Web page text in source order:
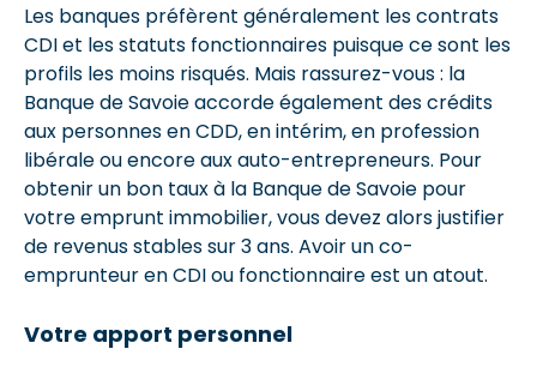
Les banques préfèrent généralement les contrats
CDI et les statuts fonctionnaires puisque ce sont les
profils les moins risqués. Mais rassurez-vous : la
Banque de Savoie accorde également des crédits
aux personnes en CDD, en intérim, en profession
libérale ou encore aux auto-entrepreneurs. Pour
obtenir un bon taux à la Banque de Savoie pour
votre emprunt immobilier, vous devez alors justifier
de revenus stables sur 3 ans. Avoir un co-
emprunteur en CDI ou fonctionnaire est un atout.
Votre apport personnel